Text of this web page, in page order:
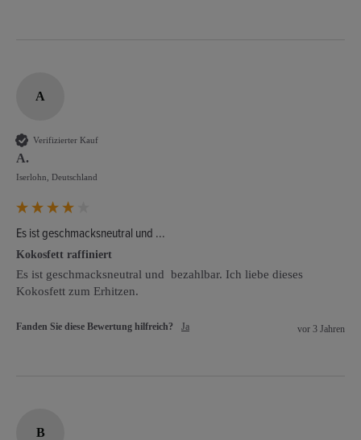
A
Verifizierter Kauf
A.
Iserlohn, Deutschland
Es ist geschmacksneutral und ...
Kokosfett raffiniert
Es ist geschmacksneutral und  bezahlbar. Ich liebe dieses
Kokosfett zum Erhitzen.
Fanden Sie diese Bewertung hilfreich? Ja vor 3 Jahren
B